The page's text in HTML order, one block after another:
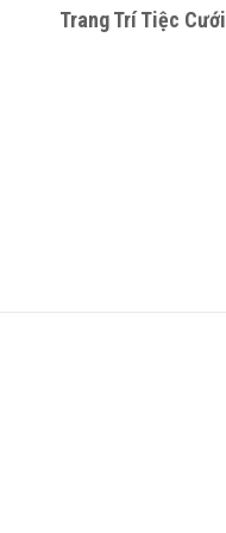
Trang Trí Tiệc Cưới